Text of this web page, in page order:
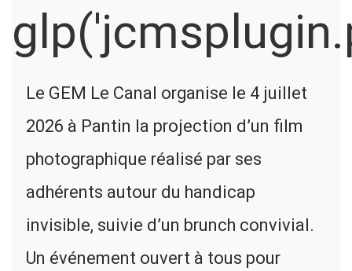
Le GEM Le Canal organise le 4 juillet
2026 à Pantin la projection d’un film
photographique réalisé par ses
adhérents autour du handicap
invisible, suivie d’un brunch convivial.
Un événement ouvert à tous pour